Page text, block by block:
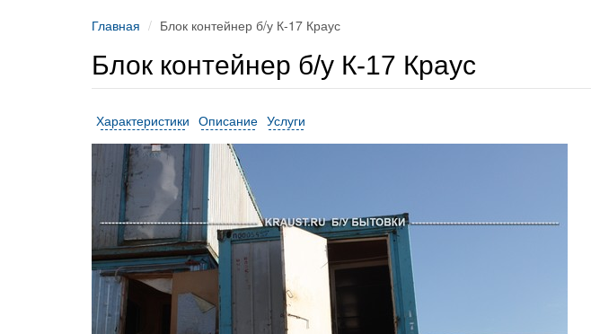
Главная Блок контейнер б/у К-17 Краус
Блок контейнер б/у К-17 Краус
Характеристики Описание Услуги